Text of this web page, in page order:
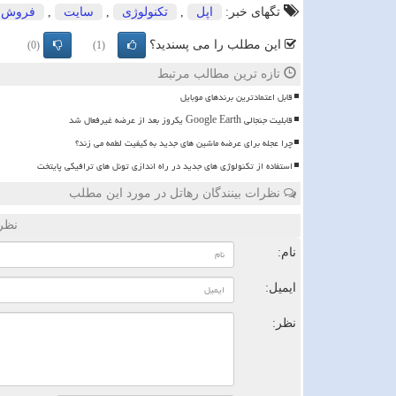
تگهای خبر: اپل تكنولوژی سایت فروش
این مطلب را می پسندید؟ (1)
(0)
تازه ترین مطالب مرتبط
قابل اعتمادترین برندهای موبایل
قابلیت جنجالی Google Earth یکروز بعد از عرضه غیرفعال شد
چرا عجله برای عرضه ماشین های جدید به کیفیت لطمه می زند؟
استفاده از تکنولوژی های جدید در راه اندازی تونل های ترافیکی پایتخت
نظرات بینندگان رهاتل در مورد این مطلب
نام:
ایمیل:
نظر: